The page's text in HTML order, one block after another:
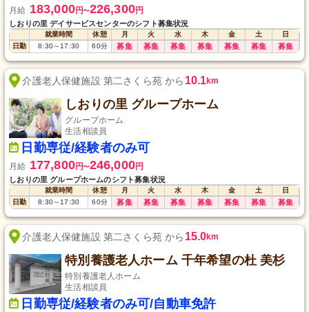
月給 183,000円〜226,300円
しおりの里 デイサービスセンターのシフト募集状況
就業時間 休憩 月 火 水 木 金 土
日
日勤
8:30～17:30 60分 募集 募集 募集 募集 募集 募集 募集
介護老人保健施設 第二さくら苑 から 10.1km
しおりの里 グループホーム
グループホーム
生活相談員
日勤専従/経験者のみ可
月給 177,800円〜246,000円
しおりの里 グループホームのシフト募集状況
就業時間 休憩 月 火 水 木 金 土
日
日勤
8:30～17:30 60分 募集 募集 募集 募集 募集 募集 募集
介護老人保健施設 第二さくら苑 から 15.0km
特別養護老人ホーム 千年希望の杜 美杉
特別養護老人ホーム
生活相談員
日勤専従/経験者のみ可/自動車免許